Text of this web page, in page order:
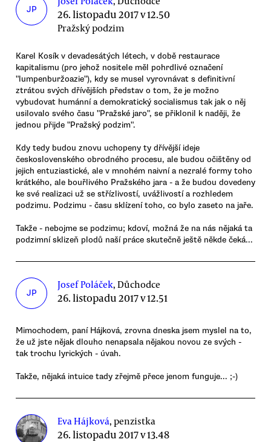
JP 26. listopadu 2017 v 12.50
Pražský podzim
Karel Kosík v devadesátých létech, v době restaurace
kapitalismu (pro jehož nositele měl pohrdlivé označení
"lumpenburžoazie"), kdy se musel vyrovnávat s definitivní
ztrátou svých dřívějších představ o tom, že je možno
vybudovat humánní a demokratický socialismus tak jak o něj
usilovalo svého času "Pražské jaro", se přiklonil k naději, že
jednou přijde "Pražský podzim".
Kdy tedy budou znovu uchopeny ty dřívější ideje
československého obrodného procesu, ale budou očištěny od
jejich entuziastické, ale v mnohém naivní a nezralé formy toho
krátkého, ale bouřlivého Pražského jara - a že budou dovedeny
ke své realizaci už se střízlivostí, uvážlivostí a rozhledem
podzimu. Podzimu - času sklízení toho, co bylo zaseto na jaře.
Takže - nebojme se podzimu; kdoví, možná že na nás nějaká ta
podzimní sklizeň plodů naší práce skutečně ještě někde čeká...
JP
Josef Poláček, Důchodce
26. listopadu 2017 v 12.51
Mimochodem, paní Hájková, zrovna dneska jsem myslel na to,
že už jste nějak dlouho nenapsala nějakou novou ze svých -
tak trochu lyrických - úvah.
Takže, nějaká intuice tady zřejmě přece jenom funguje... ;-)
Eva Hájková, penzistka
26. listopadu 2017 v 13.48